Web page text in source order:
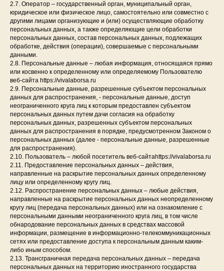
2.7. Оператор – государственный орган, муниципальный орган,
юридическое или физическое лицо, самостоятельно или совместно с
другими лицами организующие и (или) осуществляющие обработку
персональных данных, а также определяющие цели обработки
персональных данных, состав персональных данных, подлежащих
обработке, действия (операции), совершаемые с персональными
данными.
2.8. Персональные данные – любая информация, относящаяся прямо
или косвенно к определенному или определяемому Пользователю
веб-сайта https://vivalaborsa.ru
2.9. Персональные данные, разрешенные субъектом персональных
данных для распространения, - персональные данные, доступ
неограниченного круга лиц к которым предоставлен субъектом
персональных данных путем дачи согласия на обработку
персональных данных, разрешенных субъектом персональных
данных для распространения в порядке, предусмотренном Законом о
персональных данных (далее - персональные данные, разрешенные
для распространения).
2.10. Пользователь – любой посетитель веб-сайтаhttps://vivalaborsa.ru
2.11. Предоставление персональных данных – действия,
направленные на раскрытие персональных данных определенному
лицу или определенному кругу лиц.
2.12. Распространение персональных данных – любые действия,
направленные на раскрытие персональных данных неопределенному
кругу лиц (передача персональных данных) или на ознакомление с
персональными данными неограниченного круга лиц, в том числе
обнародование персональных данных в средствах массовой
информации, размещение в информационно-телекоммуникационных
сетях или предоставление доступа к персональным данным каким-
либо иным способом.
2.13. Трансграничная передача персональных данных – передача
персональных данных на территорию иностранного государства